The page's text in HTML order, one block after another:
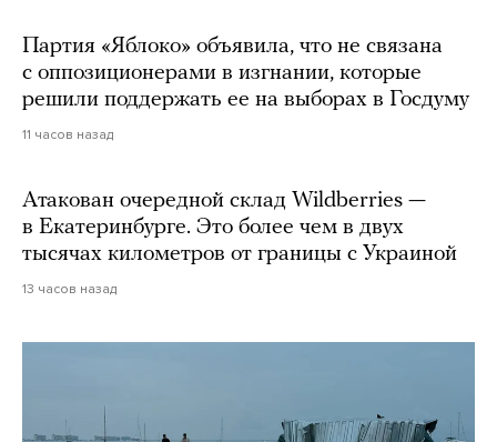
Партия «Яблоко» объявила, что не связана
с оппозиционерами в изгнании, которые
решили поддержать ее на выборах в Госдуму
11 часов назад
Атакован очередной склад Wildberries —
в Екатеринбурге. Это более чем в двух
тысячах километров от границы с Украиной
13 часов назад